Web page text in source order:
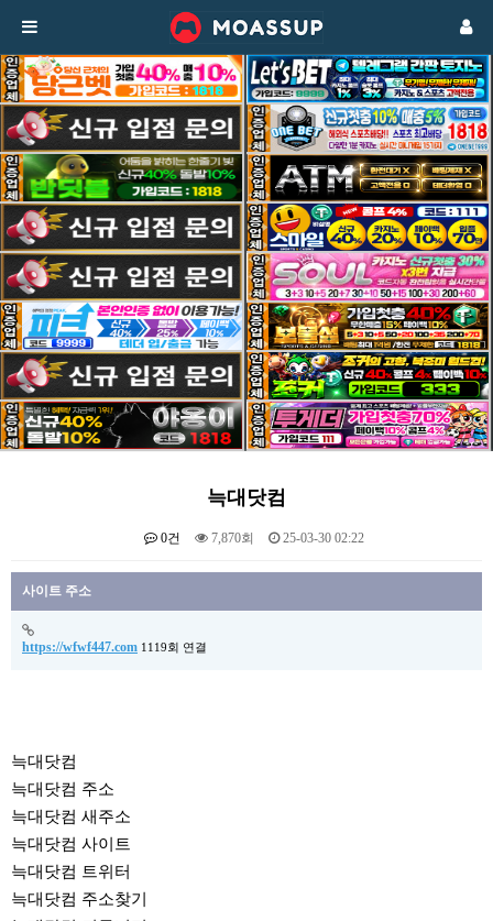
늑대닷컴
0건 7,870회 25-03-30 02:22
본문
사이트 주소
https://wfwf447.com 1119회 연결
늑대닷컴
늑대닷컴 주소
늑대닷컴 새주소
늑대닷컴 사이트
늑대닷컴 트위터
늑대닷컴 주소찾기